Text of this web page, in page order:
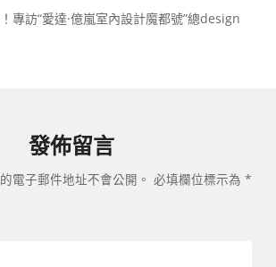
專訪“愛達·億嵐室內設計魔都號”總design
發佈留言
電子郵件地址不會公開。 必填欄位標示為 *